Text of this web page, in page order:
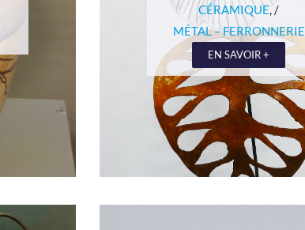
CÉRAMIQUE, /
MÉTAL – FERRONNERIE
EN SAVOIR +